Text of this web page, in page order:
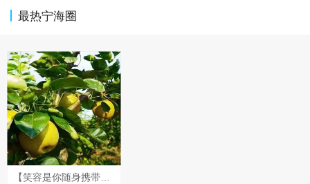
最热宁海圈
【笑容是你随身携带的光】 崭新的一天，给自己一个笑容，便是给自己一份直面生活的底气。 不必等候盛大的美好，认真生活，用心感受，笑容会让平凡的日子也生出暖意。 记得时常扬起嘴角，让这份光常伴左右，愿你带着微笑，奔赴每一份属于自己的惊喜。